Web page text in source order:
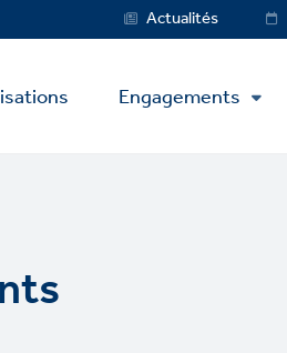
Service
MenuActualités
Engagements